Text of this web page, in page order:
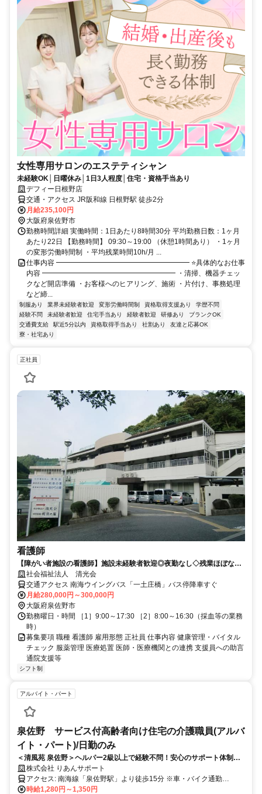
女性専用サロンのエステティシャン
未経験OK│日曜休み│1日3人程度│住宅・資格手当あり
デフィー日根野店
交通・アクセス JR阪和線 日根野駅 徒歩2分
月給235,100円
大阪府泉佐野市
勤務時間詳細 実働時間：1日あたり8時間30分 平均勤務日数：1ヶ月
あたり22日 【勤務時間】 09:30～19:00 （休憩1時間あり） ・1ヶ月
の変形労働時間制 ・平均残業時間10h/月 ...
仕事内容 ━━━━━━━━━━━━━━━━━━━ ⭐具体的なお仕事
内容 ━━━━━━━━━━━━━━━━━━━ ・清掃、機器チェッ
クなど開店準備 ・お客様へのヒアリング、施術 ・片付け、事務処理
など締...
制服あり 業界未経験者歓迎 変形労働時間制 資格取得支援あり
学歴不問
経験不問
未経験者歓迎 住宅手当あり 経験者歓迎 研修あり
ブランクOK
交通費支給
駅近5分以内 資格取得手当あり 社割あり
友達と応募OK
寮・社宅あり
正社員
看護師
【障がい者施設の看護師】施設未経験者歓迎◎夜勤なし◇残業ほぼな
し！30代～50代女性活躍中◎
社会福祉法人 清光会
交通アクセス 南海ウイングバス「一土庄橋」バス停降車すぐ
月給280,000円～300,000円
大阪府泉佐野市
勤務曜日・時間 ［1］9:00～17:30 ［2］8:00～16:30（採血等の業務
時）
募集要項 職種 看護師 雇用形態 正社員 仕事内容 健康管理・バイタル
チェック 服薬管理 医療処置 医師・医療機関との連携 支援員への助言
通院支援等
シフト制
アルバイト・パート
泉佐野 サービス付高齢者向け住宅の介護職員(アルバ
イト・パート)/日勤のみ
＜清風苑 泉佐野＞ヘルパー2級以上で経験不問！安心のサポート体制！
日勤の介護職員アルバイト・パートの募集
株式会社 りあんサポート
アクセス: 南海線「泉佐野駅」より徒歩15分 ※車・バイク通勤
OK（無料駐車場あり）
時給1,280円～1,350円